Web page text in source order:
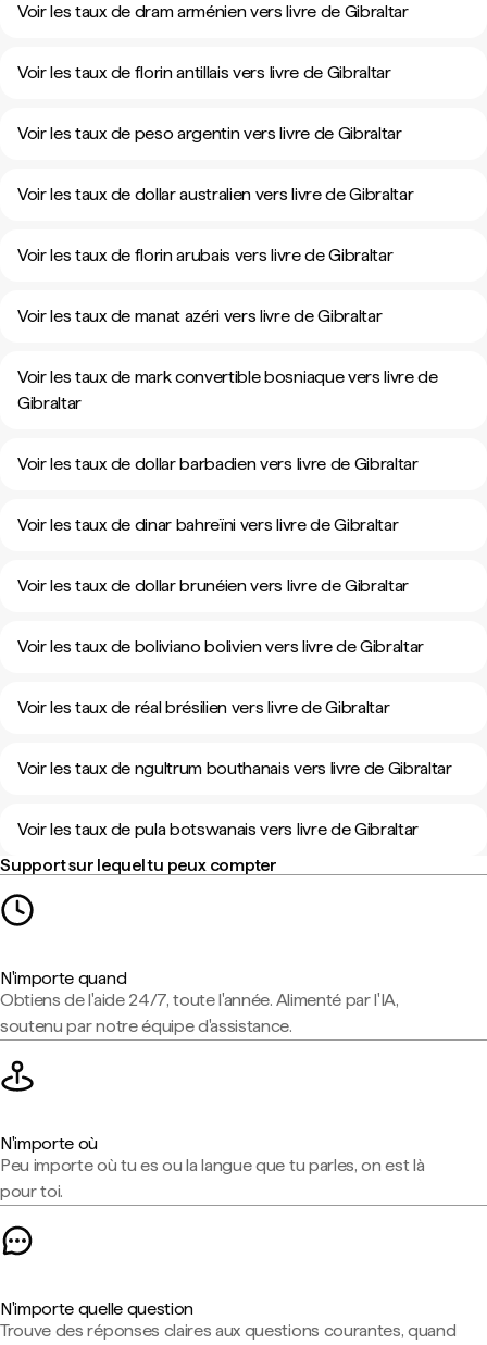
Voir les taux de dram arménien vers livre de Gibraltar
Voir les taux de florin antillais vers livre de Gibraltar
Voir les taux de peso argentin vers livre de Gibraltar
Voir les taux de dollar australien vers livre de Gibraltar
Voir les taux de florin arubais vers livre de Gibraltar
Voir les taux de manat azéri vers livre de Gibraltar
Voir les taux de mark convertible bosniaque vers livre de
Gibraltar
Voir les taux de dollar barbadien vers livre de Gibraltar
Voir les taux de dinar bahreïni vers livre de Gibraltar
Voir les taux de dollar brunéien vers livre de Gibraltar
Voir les taux de boliviano bolivien vers livre de Gibraltar
Voir les taux de réal brésilien vers livre de Gibraltar
Voir les taux de ngultrum bouthanais vers livre de Gibraltar
Voir les taux de pula botswanais vers livre de Gibraltar
Support sur lequel tu peux compter
N'importe quand
Obtiens de l'aide 24/7, toute l'année. Alimenté par l'IA,
soutenu par notre équipe d'assistance.
N'importe où
Peu importe où tu es ou la langue que tu parles, on est là
pour toi.
N'importe quelle question
Trouve des réponses claires aux questions courantes, quand